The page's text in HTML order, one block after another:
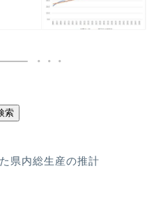
索
県内総生産の推計